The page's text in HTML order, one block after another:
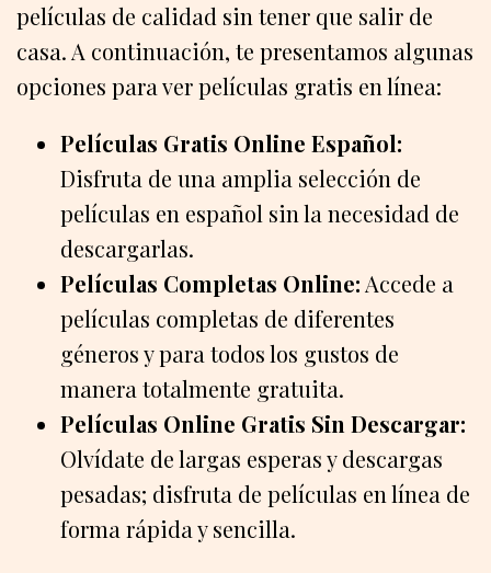
películas de calidad sin tener que salir de
casa. A continuación, te presentamos algunas
opciones para ver películas gratis en línea:
Películas Gratis Online Español:
Disfruta de una amplia selección de
películas en español sin la necesidad de
descargarlas.
Películas Completas Online: Accede a
películas completas de diferentes
géneros y para todos los gustos de
manera totalmente gratuita.
Películas Online Gratis Sin Descargar:
Olvídate de largas esperas y descargas
pesadas; disfruta de películas en línea de
forma rápida y sencilla.